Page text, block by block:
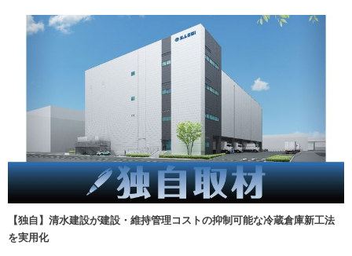
【独自】清水建設が建設・維持管理コストの抑制可能な冷蔵倉庫新工法
を実用化